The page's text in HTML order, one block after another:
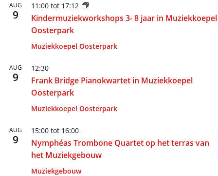
AUG
9
11:00 tot 17:12
Kindermuziekworkshops 3- 8 jaar in Muziekkoepel
Oosterpark
Muziekkoepel Oosterpark
AUG
9
12:30
Frank Bridge Pianokwartet in Muziekkoepel
Oosterpark
Muziekkoepel Oosterpark
AUG
9
15:00 tot 16:00
Nymphéas Trombone Quartet op het terras van
het Muziekgebouw
Muziekgebouw